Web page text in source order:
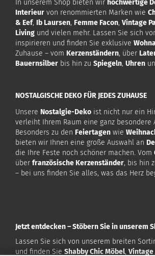
In unserem Shop bieten wir hochwertige
Interieur von renommierten Marken wie
& Eef, Ib Laursen, Femme Facon, Vintage
Living und vielen mehr. Lassen Sie sich
inspirieren und finden Sie exklusive
Zuhause – vom Kerzenständern, über
Bauernsilber bis hin zu Spiegeln, Uhren
NOSTALGISCHE DEKO FÜR JEDES ZUHAUSE
Unsere Nostalgie-Deko ist nicht nur ein
verleiht Ihrem Raum eine ganz besondere
Besonders zu den Feiertagen wie
bieten wir Ihnen eine große Auswahl an
die Ihre Feste noch schöner machen. Vom
über französische Kerzenständer, bis hin
– bei uns finden Sie alles, was das Herz
Jetzt entdecken – Stöbern Sie in unserem
Lassen Sie sich von unserem breiten
und finden Sie Shabby Chic Möbel, Vintage